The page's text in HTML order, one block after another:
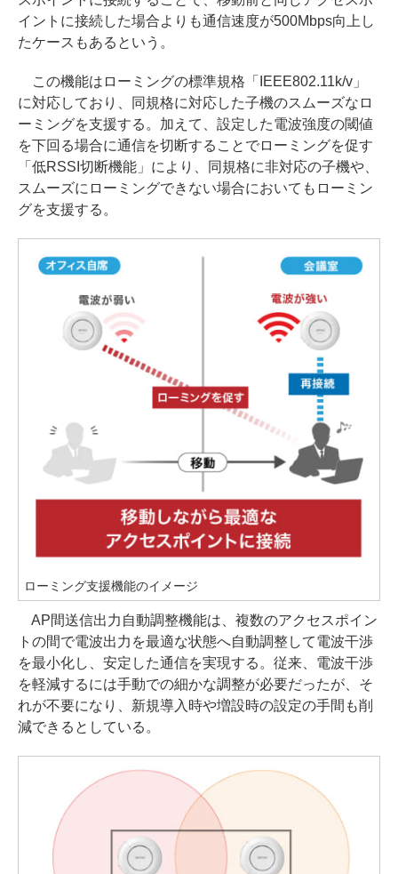
イントに接続した場合よりも通信速度が500Mbps向上し
たケースもあるという。
この機能はローミングの標準規格「IEEE802.11k/v」
に対応しており、同規格に対応した子機のスムーズなロ
ーミングを支援する。加えて、設定した電波強度の閾値
を下回る場合に通信を切断することでローミングを促す
「低RSSI切断機能」により、同規格に非対応の子機や、
スムーズにローミングできない場合においてもローミン
グを支援する。
ローミング支援機能のイメージ
AP間送信出力自動調整機能は、複数のアクセスポイン
トの間で電波出力を最適な状態へ自動調整して電波干渉
を最小化し、安定した通信を実現する。従来、電波干渉
を軽減するには手動での細かな調整が必要だったが、そ
れが不要になり、新規導入時や増設時の設定の手間も削
減できるとしている。